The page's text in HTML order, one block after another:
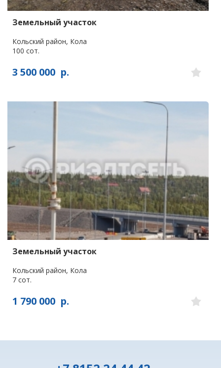
Земельный участок
Кольский район, Кола
100 сот.
3 500 000 р.
Земельный участок
Кольский район, Кола
7 сот.
1 790 000 р.